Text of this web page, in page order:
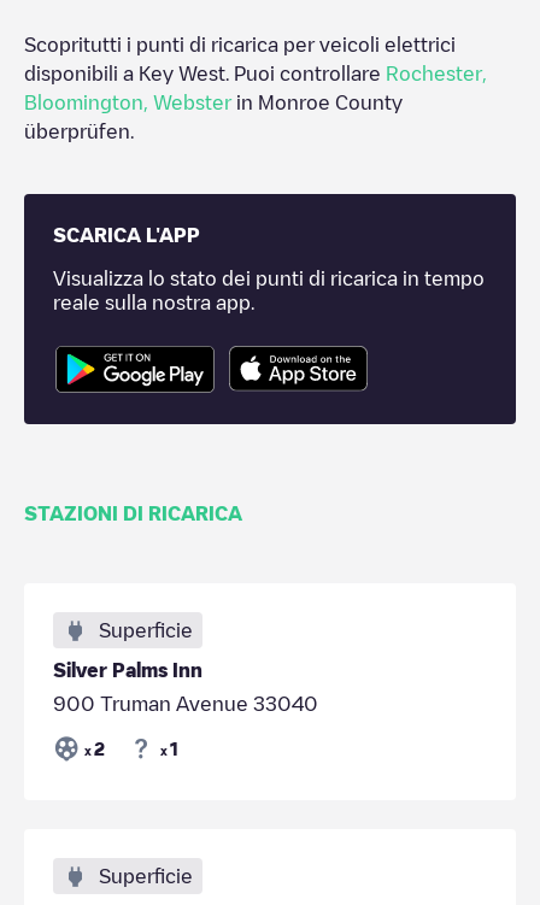
Scopritutti i punti di ricarica per veicoli elettrici
disponibili a Key West . Puoi controllare Rochester,
Bloomington Websterin Monroe County
überprüfen.
SCARICA L'APP
Visualizza lo stato dei punti di ricarica in tempo
reale sulla nostra app.
STAZIONI DI RICARICA
Superficie
Silver Palms Inn
900 Truman Avenue 33040
x 2 x 1
Superficie